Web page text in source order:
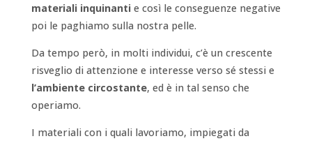
materiali inquinantie così le conseguenze negative
poi le paghiamo sulla nostra pelle.
Da tempo però, in molti individui, c’è un crescente
risveglio di attenzione e interesse verso sé stessi e
l’ambiente circostante, ed è in tal senso che
operiamo.
I materiali con i quali lavoriamo, impiegati da